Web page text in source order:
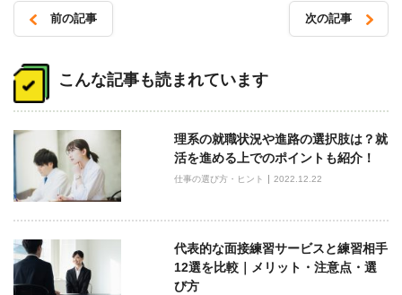
稿
ナ
ゲ
ー
シ
ョ
ン
前の記事 次の記事
こんな記事も読まれています
理系の就職状況や進路の選択肢は？就
活を進める上でのポイントも紹介！
仕事の選び方・ヒント 2022.12.22
代表的な面接練習サービスと練習相手
12選を比較｜メリット・注意点・選
び方